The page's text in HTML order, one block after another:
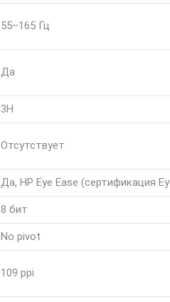
55–165 Гц
Да
3H
Отсутствует
Да, HP Eye Ease (сертификация
8 бит
No pivot
109 ppi